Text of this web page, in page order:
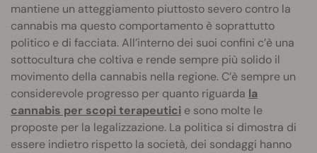
mantiene un atteggiamento piuttosto severo contro la
cannabis ma questo comportamento è soprattutto
politico e di facciata. All’interno dei suoi confini c’è una
sottocultura che coltiva e rende sempre più solido il
movimento della cannabis nella regione. C’è sempre un
considerevole progresso per quanto riguarda la
cannabis per scopi terapeutici e sono molte le
proposte per la legalizzazione. La politica si dimostra di
essere indietro rispetto la società, dei sondaggi hanno